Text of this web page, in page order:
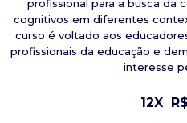
profissional para a busca da
cognitivos em diferentes
curso é voltado aos
profissionais da educação e
interesse
12X